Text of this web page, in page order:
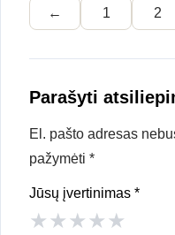
← 1 2
Parašyti
El. pašto adresas
pažymėti *
Jūsų įvertinimas *
★★★★★